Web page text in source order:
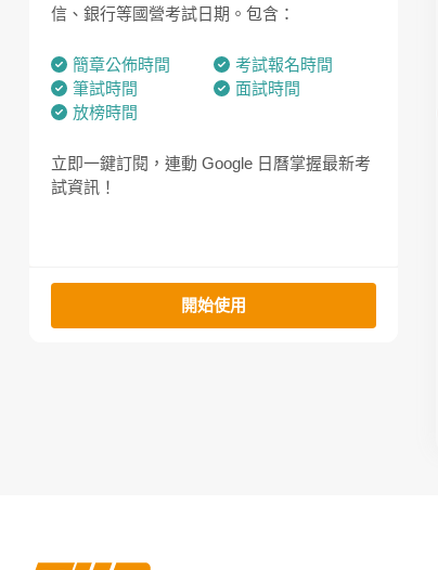
銀行考試
專業證照
語言
國升高
高等考試
初等考試
國安局特考
搜尋
信、銀行等國營考試日期。包含：
簡章公佈時間
考試報名時間
筆試時間
面試時間
放榜時間
立即一鍵訂閱，連動 Google 日曆掌握最新考
試資訊！
開始使用